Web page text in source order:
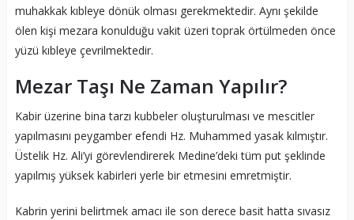
muhakkak kıbleye dönük olması gerekmektedir. Aynı şekilde
ölen kişi mezara konulduğu vakit üzeri toprak örtülmeden önce
yüzü kıbleye çevrilmektedir.
Mezar Taşı Ne Zaman Yapılır?
Kabir üzerine bina tarzı kubbeler oluşturulması ve mescitler
yapılmasını peygamber efendi Hz. Muhammed yasak kılmıştır.
Üstelik Hz. Ali’yi görevlendirerek Medine’deki tüm put şeklinde
yapılmış yüksek kabirleri yerle bir etmesini emretmiştir.
Kabrin yerini belirtmek amacı ile son derece basit hatta sıvasız